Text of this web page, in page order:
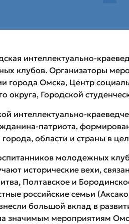
интеллектуально-
клубов. Организаторы
города Омска, Центр
округа, Городской
интеллектуально-
патриота,
области и страны в
молодежных
исторические вехи,
Полтавское и
российские семьи
большой вклад в
значимым мероприятиям